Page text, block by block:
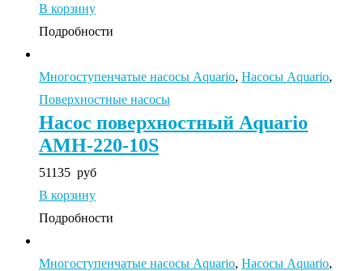
В корзину
Подробности
Многоступенчатые насосы Aquario, Насосы Aquario,
Поверхностные насосы
Насос поверхностный Aquario
AMH-220-10S
51135 руб
В корзину
Подробности
Многоступенчатые насосы Aquario, Насосы Aquario,